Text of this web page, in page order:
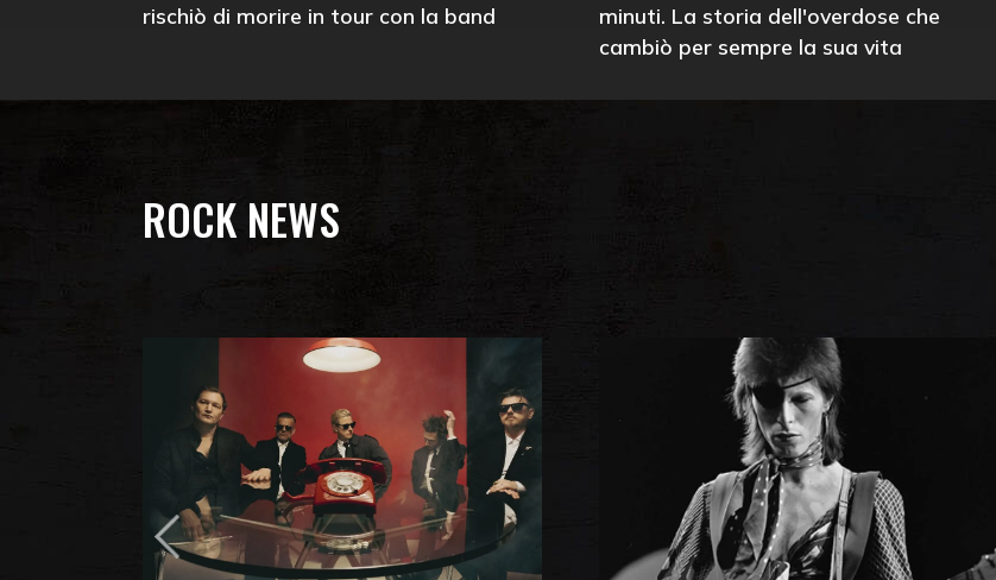
rischiò di morire in tour con la band
minuti. La storia dell'overdose che
cambiò per sempre la sua vita
ROCK NEWS